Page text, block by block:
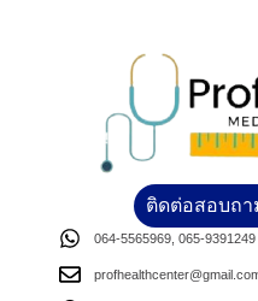
ติดต่อสอบถา
064-5565969, 065-9391249